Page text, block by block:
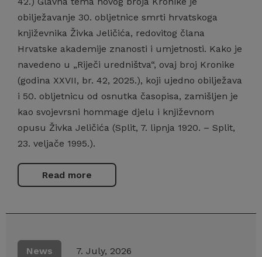
obilježavanje 30. obljetnice smrti hrvatskoga
književnika Živka Jeličića, redovitog člana
Hrvatske akademije znanosti i umjetnosti. Kako je
navedeno u „Riječi uredništva“, ovaj broj Kronike
(godina XXVII, br. 42, 2025.), koji ujedno obilježava
i 50. obljetnicu od osnutka časopisa, zamišljen je
kao svojevrsni hommage djelu i književnom
opusu Živka Jeličića (Split, 7. lipnja 1920. – Split,
23. veljače 1995.).
Read more
News 7. July, 2026